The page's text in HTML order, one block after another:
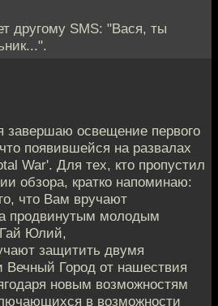
другому SMS: "Вася, ты
завершаю освещение первого
появившейся на развалах
War'. Для тех, кто пропустил
обзора, кратко напоминаю:
что Вам вручают
продвинутым молодым
Юлий,
защитить двумя
Город от нашествия
новым возможностям
в возможности